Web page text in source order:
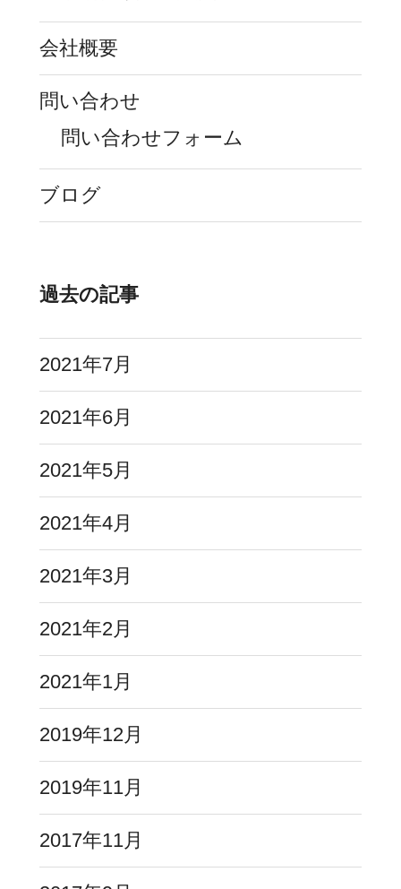
会社概要
問い合わせ
問い合わせフォーム
ブログ
過去の記事
2021年7月
2021年6月
2021年5月
2021年4月
2021年3月
2021年2月
2021年1月
2019年12月
2019年11月
2017年11月